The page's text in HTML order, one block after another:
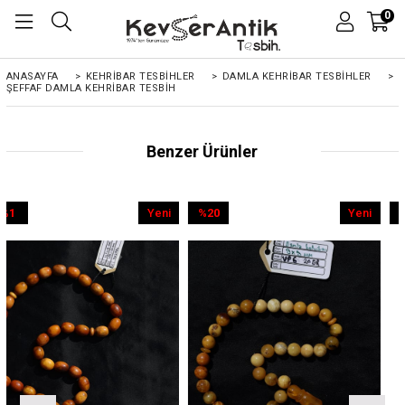
0
ANASAYFA > KEHRIBAR TESBIHLER > DAMLA KEHRİBAR TESBİHLER
>
ŞEFFAF DAMLA KEHRIBAR TESBIH
Benzer Ürünler
%20
%9
%9İndirim